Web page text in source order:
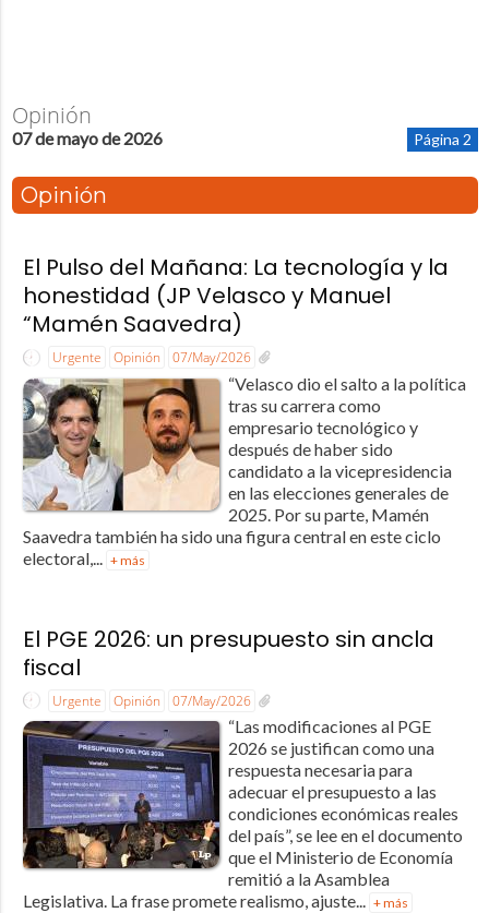
Opinión
07 de mayo de 2026 Página 2
Opinión
El Pulso del Mañana: La tecnología y la
honestidad (JP Velasco y Manuel
“Mamén Saavedra)
Urgente Opinión 07/May/2026
“Velasco dio el salto a la política
tras su carrera como
empresario tecnológico y
después de haber sido
candidato a la vicepresidencia
en las elecciones generales de
2025. Por su parte, Mamén
Saavedra también ha sido una figura central en este ciclo
electoral,...
+ más
El PGE 2026: un presupuesto sin ancla
fiscal
Urgente Opinión 07/May/2026
“Las modificaciones al PGE
2026 se justifican como una
respuesta necesaria para
adecuar el presupuesto a las
condiciones económicas reales
del país”, se lee en el documento
que el Ministerio de Economía
remitió a la Asamblea
Legislativa. La frase promete realismo, ajuste... + más